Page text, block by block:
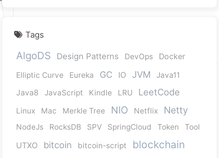
Tags
AlgoDS Design Patterns DevOps
Docker
Elliptic Curve
Eureka GC IO JVM
Java11
Java8
JavaScript Kindle LRU LeetCode
Linux Mac Merkle Tree NIO Netflix Netty
NodeJs RocksDB SPV SpringCloud Token
Tool
UTXO
bitcoin bitcoin-script blockchain